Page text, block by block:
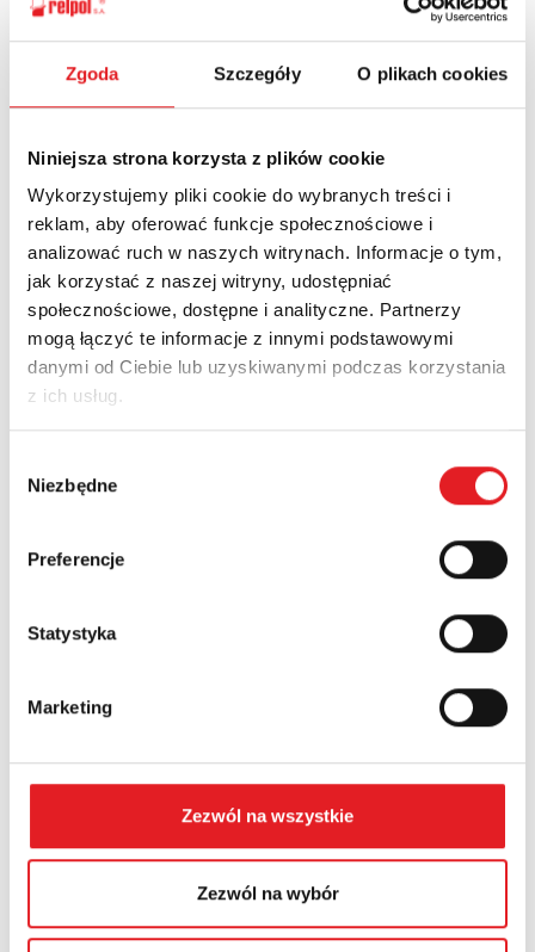
Zgoda Szczegóły O plikach cookies
Niniejsza strona korzysta z plików cookie
Wykorzystujemy pliki cookie do wybranych treści i
reklam, aby oferować funkcje społecznościowe i
analizować ruch w naszych witrynach. Informacje o tym,
jak korzystać z naszej witryny, udostępniać
społecznościowe, dostępne i analityczne. Partnerzy
mogą łączyć te informacje z innymi podstawowymi
danymi od Ciebie lub uzyskiwanymi podczas korzystania
z ich usług.
zgody
Niezbędne
Preferencje
Statystyka
Marketing
Zezwól na wszystkie
Zezwól na wybór
Name: *
Company:
Country:
Contents: *
I consent to the processing of my personal data by
Relpol S.A. More information on the processing of
I have read thePrivacy Policy*